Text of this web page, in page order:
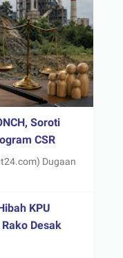
Soroti
CSR
Dugaan
KPU
Desak